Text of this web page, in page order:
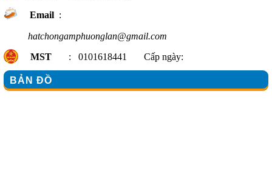
Email :
hatchongamphuonglan@gmail.com
MST : 0101618441 Cấp ngày:
BẢN ĐỒ